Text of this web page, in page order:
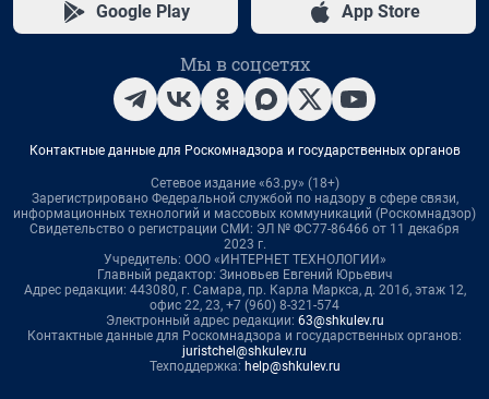
Google Play App Store
Мы в соцсетях
Контактные данные для Роскомнадзора и государственных органов
Сетевое издание «63.ру» (18+)
Зарегистрировано Федеральной службой по надзору в сфере связи,
информационных технологий и массовых коммуникаций (Роскомнадзор)
Свидетельство о регистрации СМИ: ЭЛ № ФС77-86466 от 11 декабря
2023 г.
Учредитель: ООО «ИНТЕРНЕТ ТЕХНОЛОГИИ»
Главный редактор: Зиновьев Евгений Юрьевич
Адрес редакции: 443080, г. Самара, пр. Карла Маркса, д. 201б, этаж 12,
офис 22, 23, +7 (960) 8-321-574
Электронный адрес редакции: 63@shkulev.ru
Контактные данные для Роскомнадзора и государственных органов:
juristchel@shkulev.ru
Техподдержка: help@shkulev.ru